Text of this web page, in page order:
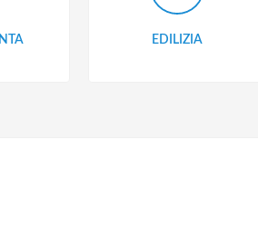
EDILIZIA